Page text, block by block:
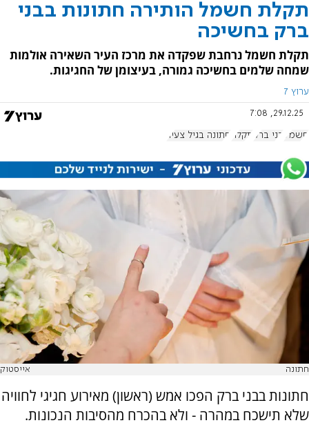
תקלת חשמל הותירה חתונות בבני
ברק בחשיכה
תקלת חשמל נרחבת שפקדה את מרכז העיר השאירה אולמות
שמחה שלמים בחשיכה גמורה, בעיצומן של החגיגות.
ערוץ 7
29.12.25, 7:08
חשמל בני ברק תקלה חתונה בגיל צעיר
חתונה אייסטוק
חתונות בבני ברק הפכו אמש (ראשון) מאירוע חגיגי לחוויה
שלא תישכח במהרה - ולא בהכרח מהסיבות הנכונות.